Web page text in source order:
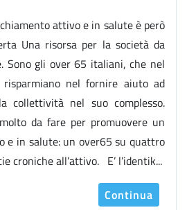
attivo e in salute è però
Una risorsa per la società da
Sono gli over 65 italiani, che nel
nel fornire aiuto ad
collettività nel suo complesso.
da fare per promuovere un
e in salute: un over65 su quattro
croniche all’attivo. E’ l’identik...
Continua